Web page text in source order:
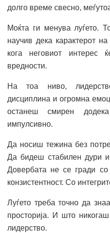
долго време свесно,
Моќта ги менува луѓето.
научив дека карактерот
кога неговиот интерес
вредности.
На тоа ниво,
дисциплина и огромна
останеш смирен
импулсивно.
Да носиш тежина без
Да бидеш стабилен дури и
Довербата не се гради
конзистентност. Со
Луѓето треба точно да
просторија. И што
лидерство.